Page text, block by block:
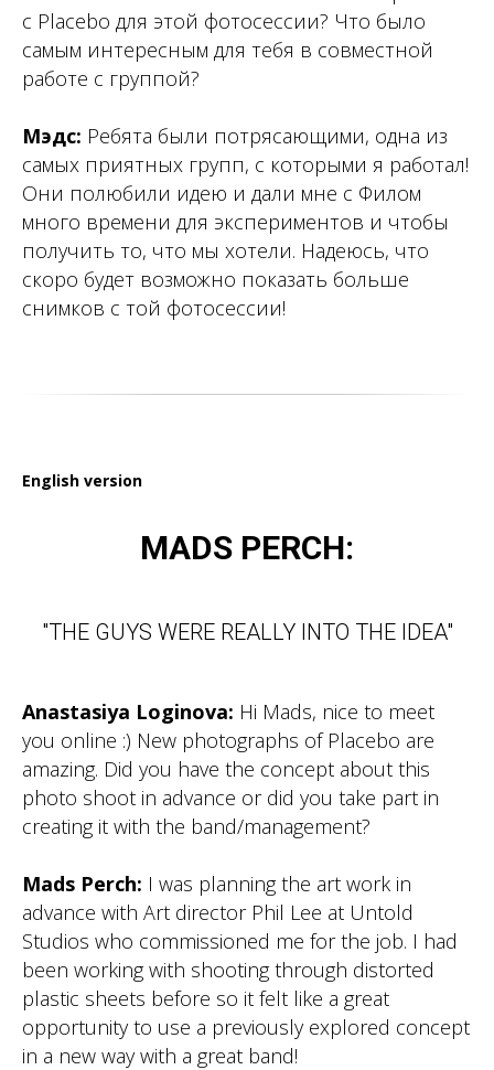
с Placebo для этой фотосессии? Что было
самым интересным для тебя в совместной
работе с группой?
Мэдс: Ребята были потрясающими, одна из
самых приятных групп, с которыми я работал!
Они полюбили идею и дали мне с Филом
много времени для экспериментов и чтобы
получить то, что мы хотели. Надеюсь, что
скоро будет возможно показать больше
снимков с той фотосессии!
English version
MADS PERCH:
"THE GUYS WERE REALLY INTO THE IDEA"
Anastasiya Loginova: Hi Mads, nice to meet
you online :) New photographs of Placebo are
amazing. Did you have the concept about this
photo shoot in advance or did you take part in
creating it with the band/management?
Mads Perch: I was planning the art work in
advance with Art director Phil Lee at Untold
Studios who commissioned me for the job. I had
been working with shooting through distorted
plastic sheets before so it felt like a great
opportunity to use a previously explored concept
in a new way with a great band!